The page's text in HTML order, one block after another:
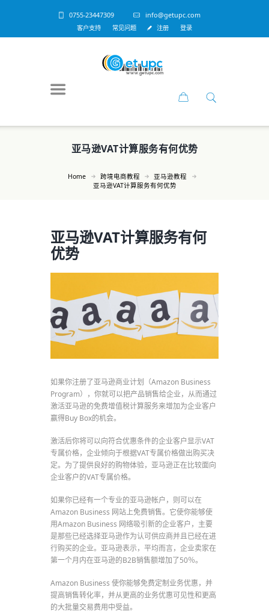
0755-23447309 info@getupc.com
客户支持 常见问题 注册 登录
亚马逊VAT计算服务有何优势
Home 跨境电商教程
亚马逊教程
亚马逊VAT计算服务有何优势
亚马逊VAT计算服务有何
优势
如果你注册了亚马逊商业计划（Amazon Business
Program），你就可以把产品销售给企业，从而通过
激活亚马逊的免费增值税计算服务来增加为企业客户
赢得Buy Box的机会。
激活后你将可以向符合优惠条件的企业客户显示VAT
专属价格，企业倾向于根据VAT专属价格做出购买决
定。为了提供良好的购物体验，亚马逊正在比较面向
企业客户的VAT专属价格。
如果你已经有一个专业的亚马逊帐户，则可以在
Amazon Business 网站上免费销售。它使你能够使
用Amazon Business 网络吸引新的企业客户，主要
是那些已经选择亚马逊作为认可供应商并且已经在进
行购买的企业。亚马逊表示，平均而言，企业卖家在
第一个月内在亚马逊的B2B销售额增加了50％。
Amazon Business 使你能够免费定制业务优惠，并
提高销售转化率，并从更高的业务优惠可见性和更高
的大批量交易费用中受益。